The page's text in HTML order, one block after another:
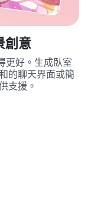
創意
更好。生成臥室
的聊天界面或簡
支援。